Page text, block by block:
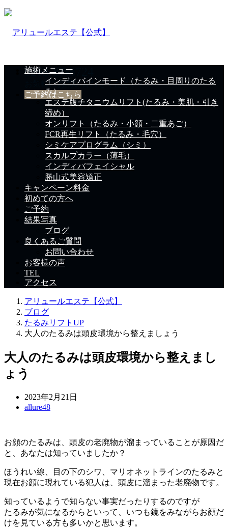
0263-87-8724
お気軽にお問い合わせください。
ご予約はこちら
施術メニュー
インディバインモード（たるみ・目周りのたる
み）
エステ版チタニウムリフト(たるみ・美肌・引き
締め）
オンリフト（たるみ・小顔・二重あご）
FCR再生リフト（たるみ・毛穴）
シミケアプログラム（シミ）
スカルプカラー（薄毛）
インディバフェイシャル
勝山式美容矯正
キャンペーン料金
初めての方へ
ご予約
結果写真
ブログ
良くあるご質問
お問い合わせ
お客様の声
TEL
アクセス
アリュールエステ【公式】
ブログ
たるみリフトUP
大人のたるみは頭皮環境から整えましょう
大人のたるみは頭皮環境から整えまし
ょう
2023年2月21日
allure48
お顔のたるみは、頭皮の老廃物が溜まっていることが原因だ
と、あなたは知っていましたか？
ほうれい線、目の下のシワ、マリオネットラインのたるみと
現在お顔に現れている犯人は、頭皮に溜まった老廃物です。
知っているようで知らない事実だったりするのですが
たるみが気になるからといって、いつも鏡をみながらお顔だ
けを見ている方も多いかと思います。